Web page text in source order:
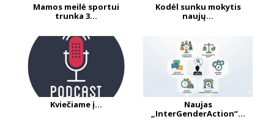
Mamos meilė sportui
trunka 3...
Kodėl sunku mokytis
naujų...
Kviečiame į...
Naujas
„InterGenderAction“...